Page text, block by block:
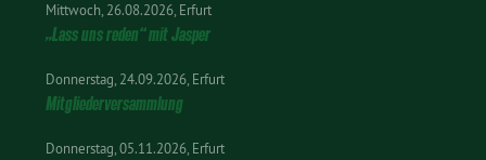
Mittwoch 26.08.2026 Erfurt
„Lass uns reden“ mit Jasper
Donnerstag 24.09.2026 Erfurt
Mitgliederversammlung
Donnerstag 05.11.2026 Erfurt